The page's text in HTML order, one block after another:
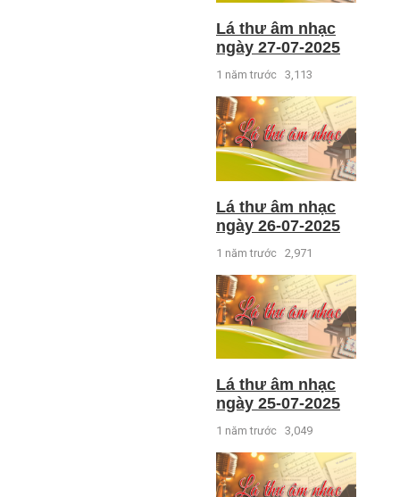
Lá thư âm nhạc
ngày 27-07-2025
1 năm trước 3,113
Lá thư âm nhạc
ngày 26-07-2025
1 năm trước 2,971
Lá thư âm nhạc
ngày 25-07-2025
1 năm trước 3,049